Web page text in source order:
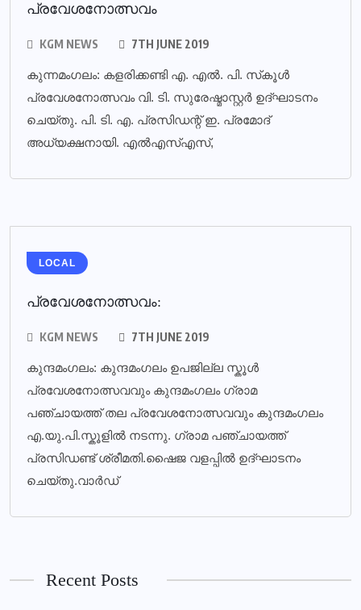
പ്രവേശനോത്സവം
KGM NEWS 7TH JUNE 2019
കുന്നമംഗലം: കളരിക്കണ്ടി എ. എല്‍. പി. സ്‌കൂള്‍
പ്രവേശനോത്സവം വി. ടി. സുരേഷ്മാസ്റ്റര്‍ ഉദ്ഘാടനം
ചെയ്തു. പി. ടി. എ. പ്രസിഡന്റ് ഇ. പ്രമോദ്
അധ്യക്ഷനായി. എല്‍എസ്എസ്,
LOCAL
പ്രവേശനോത്സവം:
KGM NEWS 7TH JUNE 2019
കുന്ദമംഗലം: കുന്ദമംഗലം ഉപജില്ല സ്കൂൾ
പ്രവേശനോത്സവവും കുന്ദമംഗലം ഗ്രാമ
പഞ്ചായത്ത് തല പ്രവേശനോത്സവവും കുന്ദമംഗലം
എ.യു.പി.സ്കൂളിൽ നടന്നു. ഗ്രാമ പഞ്ചായത്ത്
പ്രസിഡണ്ട് ശ്രീമതി.ഷൈജ വളപ്പിൽ ഉദ്ഘാടനം
ചെയ്തു.വാർഡ്
Recent Posts